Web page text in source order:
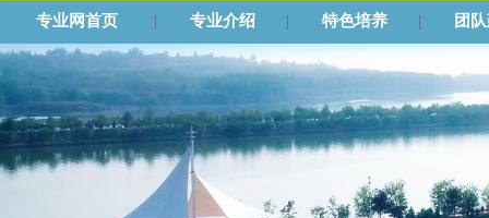
专业网首页 | 专业介绍 | 特色培养 | 团